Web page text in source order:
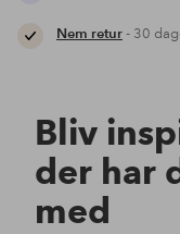
Nem retur- 30
Bliv
der har
med